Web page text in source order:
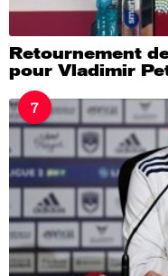
Retournement
pour Vladimir
7